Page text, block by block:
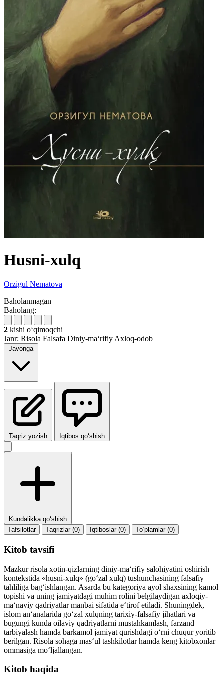
Husni-xulq
Orzigul Nematova
Baholanmagan
Baholang:
2 kishi oʻqimoqchi
Janr: Risola Falsafa Diniy-ma‘rifiy Axloq-odob
Javonga
Taqriz yozish Iqtibos qo‘shish
Kundalikka qo‘shish
Tafsilotlar
Taqrizlar (0) Iqtiboslar (0) To‘plamlar (0)
Kitob tavsifi
Mazkur risola xotin-qizlarning diniy-ma‘rifiy salohiyatini oshirish
kontekstida «husni-xulq» (go‘zal xulq) tushunchasining falsafiy
tahliliga bag‘ishlangan. Asarda bu kategoriya ayol shaxsining kamol
topishi va uning jamiyatdagi muhim rolini belgilaydigan axloqiy-
ma‘naviy qadriyatlar manbai sifatida e‘tirof etiladi. Shuningdek,
islom an‘analarida go‘zal xulqning tarixiy-falsafiy jihatlari va
bugungi kunda oilaviy qadriyatlarni mustahkamlash, farzand
tarbiyalash hamda barkamol jamiyat qurishdagi o‘rni chuqur yoritib
berilgan. Risola sohaga mas‘ul tashkilotlar hamda keng kitobxonlar
ommasiga mo‘ljallangan.
Kitob haqida